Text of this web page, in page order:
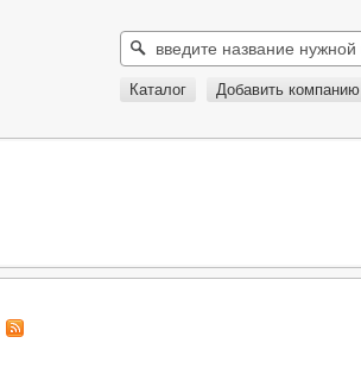
Каталог Добавить компанию